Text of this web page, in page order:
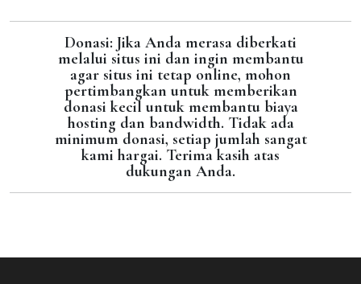
Donasi: Jika Anda merasa diberkati
melalui situs ini dan ingin membantu
agar situs ini tetap online, mohon
pertimbangkan untuk memberikan
donasi kecil untuk membantu biaya
hosting dan bandwidth. Tidak ada
minimum donasi, setiap jumlah sangat
kami hargai. Terima kasih atas
dukungan Anda.